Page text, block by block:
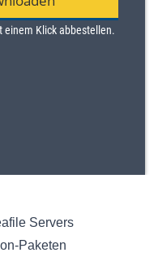
Servers
Paketen